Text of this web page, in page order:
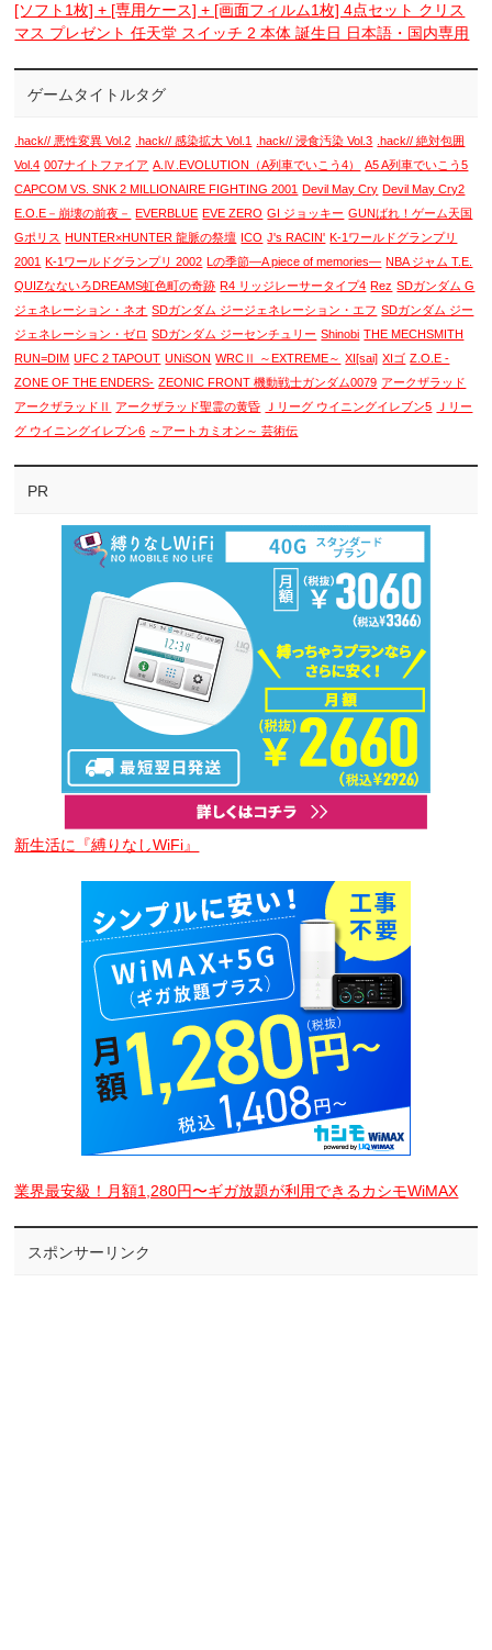
[ソフト1枚] + [専用ケース] + [画面フィルム1枚] 4点セット クリス
マス プレゼント 任天堂 スイッチ 2 本体 誕生日 日本語・国内専用
ゲームタイトルタグ
.hack// 悪性変異 Vol.2 .hack// 感染拡大 Vol.1 .hack// 浸食汚染 Vol.3 .hack// 絶対包囲
Vol.4 007ナイトファイア A.Ⅳ.EVOLUTION（A列車でいこう4）
A5 A列車でいこう5
CAPCOM VS. SNK 2 MILLIONAIRE FIGHTING 2001 Devil May Cry Devil May Cry2
E.O.E－崩壊の前夜－
EVERBLUE EVE ZERO GI ジョッキー GUNばれ！ゲーム天国
Gポリス HUNTER×HUNTER 龍脈の祭壇 ICO J's RACIN' K-1ワールドグランプリ
2001 K-1ワールドグランプリ 2002 Lの季節―A piece of memories― NBA ジャム T.E.
QUIZなないろDREAMS虹色町の奇跡 R4 リッジレーサータイプ4 Rez SDガンダム G
ジェネレーション・ネオ SDガンダム ジージェネレーション・エフ SDガンダム ジー
ジェネレーション・ゼロ SDガンダム ジーセンチュリー Shinobi THE MECHSMITH
RUN=DIM UFC 2 TAPOUT UNiSON WRCⅡ ～EXTREME～ XI[sai] XIゴ Z.O.E -
ZONE OF THE ENDERS- ZEONIC FRONT 機動戦士ガンダム0079 アークザラッド
アークザラッドⅡ
アークザラッド聖霊の黄昏 Ｊリーグ ウイニングイレブン5
Ｊリー
グ ウイニングイレブン6 ～アートカミオン～ 芸術伝
PR
新生活に『縛りなしWiFi』
業界最安級！月額1,280円〜ギガ放題が利用できるカシモWiMAX
スポンサーリンク